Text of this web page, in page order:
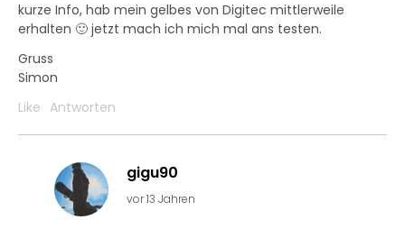
kurze Info, hab mein gelbes von Digitec mittlerweile
erhalten 🙂 jetzt mach ich mich mal ans testen.
Gruss
Simon
Like Antworten
gigu90
vor 13 Jahren